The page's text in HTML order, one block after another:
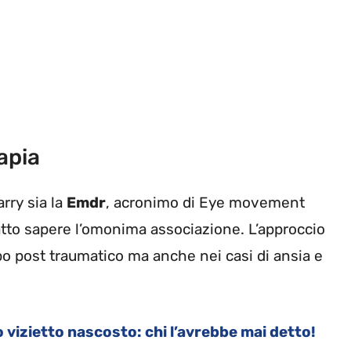
sia la Emdr, acronimo di Eye movement
sapere l’omonima associazione. L’approccio
post traumatico ma anche nei casi di ansia e
nascosto: chi l’avrebbe mai detto!